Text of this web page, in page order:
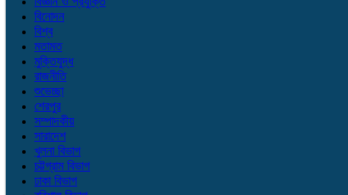
বিনোদন
বিশ্ব
মতামত
মুক্তিযুদ্ধ
রাজনীতি
শুভেচ্ছা
শেরপুর
সম্পাদকীয়
সারাদেশ
খুলনা বিভাগ
চট্টগ্রাম বিভাগ
ঢাকা বিভাগ